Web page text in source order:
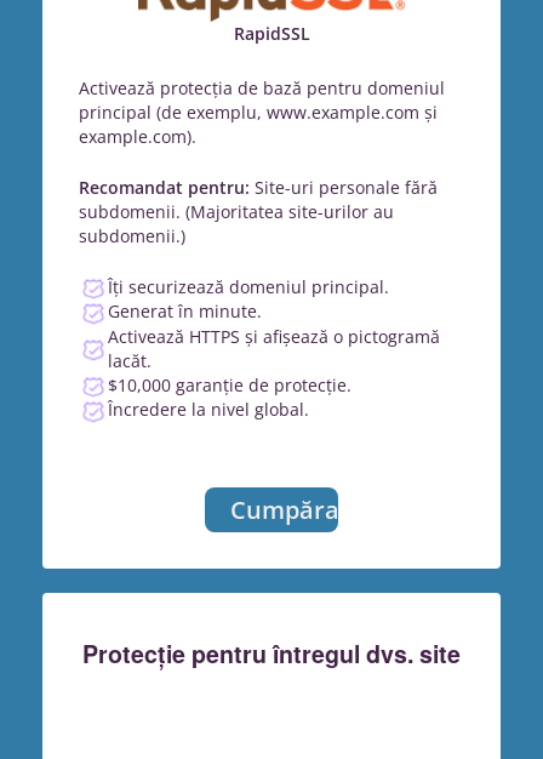
RapidSSL
Activează protecția de bază pentru domeniul
principal (de exemplu, www.example.com și
example.com).
Recomandat pentru: Site-uri personale fără
subdomenii. (Majoritatea site-urilor au
subdomenii.)
Îți securizează domeniul principal.
Generat în minute.
Activează HTTPS și afișează o pictogramă
lacăt.
$10,000 garanție de protecție.
Încredere la nivel global.
Cumpărați
Protecție pentru întregul dvs. site